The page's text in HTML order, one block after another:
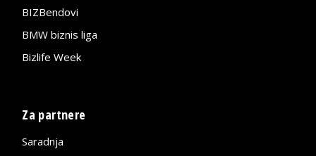
BIZBendovi
BMW biznis liga
Bizlife Week
Za partnere
Saradnja